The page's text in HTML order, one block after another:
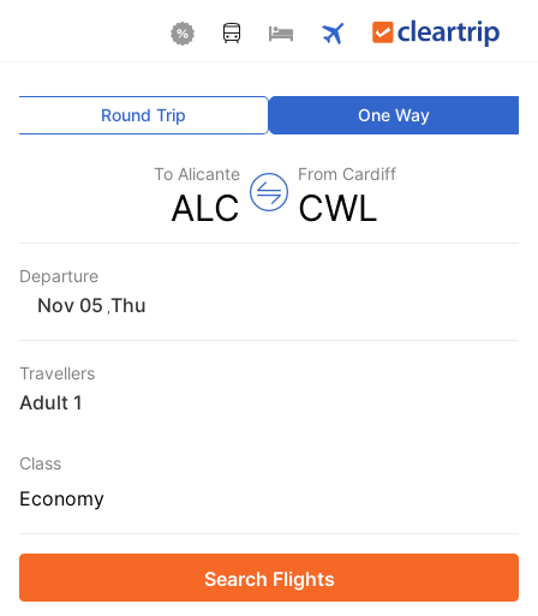
One Way
Round Trip
From Cardiff
CWL
To Alicante
ALC
Departure
Thu
Travellers
1 Adult
Class
Economy